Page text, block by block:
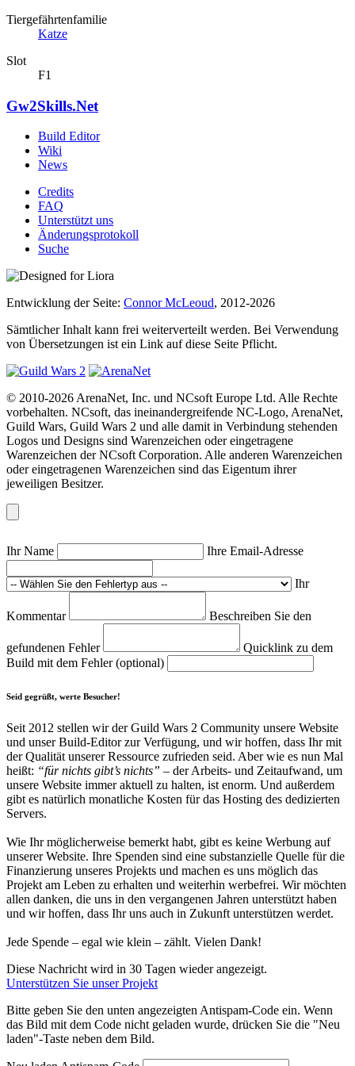
Tiergefährtenfamilie
Katze
Slot
F1
Gw2Skills.Net
Build Editor
Wiki
News
Credits
FAQ
Unterstützt uns
Änderungsprotokoll
Suche
Entwicklung der Seite: Connor McLeoud, 2012-2026
Sämtlicher Inhalt kann frei weiterverteilt werden. Bei Verwendung
von Übersetzungen ist ein Link auf diese Seite Pflicht.
© 2010-2026 ArenaNet, Inc. und NCsoft Europe Ltd. Alle Rechte
vorbehalten. NCsoft, das ineinandergreifende NC-Logo, ArenaNet,
Guild Wars, Guild Wars 2 und alle damit in Verbindung stehenden
Logos und Designs sind Warenzeichen oder eingetragene
Warenzeichen der NCsoft Corporation. Alle anderen Warenzeichen
oder eingetragenen Warenzeichen sind das Eigentum ihrer
jeweiligen Besitzer.
Ihr Name Ihre Email-Adresse
Ihr
Kommentar Beschreiben Sie den
gefundenen Fehler
Quicklink zu dem
Build mit dem Fehler (optional)
Seid gegrüßt, werte Besucher!
Seit 2012 stellen wir der Guild Wars 2 Community unsere Website
und unser Build-Editor zur Verfügung, und wir hoffen, dass Ihr mit
der Qualität unserer Ressource zufrieden seid. Aber wie es nun Mal
heißt: “für nichts gibt’s nichts” – der Arbeits- und Zeitaufwand, um
unsere Website immer aktuell zu halten, ist enorm. Und außerdem
gibt es natürlich monatliche Kosten für das Hosting des dedizierten
Servers.
Wie Ihr möglicherweise bemerkt habt, gibt es keine Werbung auf
unserer Website. Ihre Spenden sind eine substanzielle Quelle für die
Finanzierung unseres Projekts und machen es uns möglich das
Projekt am Leben zu erhalten und weiterhin werbefrei. Wir möchten
allen danken, die uns in den vergangenen Jahren unterstützt haben
und wir hoffen, dass Ihr uns auch in Zukunft unterstützen werdet.
Jede Spende – egal wie klein – zählt. Vielen Dank!
Diese Nachricht wird in 30 Tagen wieder angezeigt.
Unterstützen Sie unser Projekt
Bitte geben Sie den unten angezeigten Antispam-Code ein. Wenn
das Bild mit dem Code nicht geladen wurde, drücken Sie die "Neu
laden"-Taste neben dem Bild.